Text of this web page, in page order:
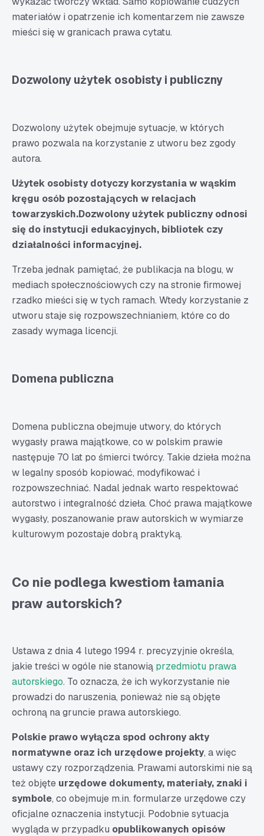
materiałów i opatrzenie ich komentarzem nie zawsze
mieści się w granicach prawa cytatu.
Dozwolony użytek osobisty i publiczny
Dozwolony użytek obejmuje sytuacje, w których
prawo pozwala na korzystanie z utworu bez zgody
autora.
Użytek osobisty dotyczy korzystania w wąskim
kręgu osób pozostających w relacjach
towarzyskich.Dozwolony użytek publiczny odnosi
się do instytucji edukacyjnych, bibliotek czy
działalności informacyjnej.
Trzeba jednak pamiętać, że publikacja na blogu, w
mediach społecznościowych czy na stronie firmowej
rzadko mieści się w tych ramach. Wtedy korzystanie z
utworu staje się rozpowszechnianiem, które co do
zasady wymaga licencji.
Domena publiczna
Domena publiczna obejmuje utwory, do których
wygasły prawa majątkowe, co w polskim prawie
następuje 70 lat po śmierci twórcy. Takie dzieła można
w legalny sposób kopiować, modyfikować i
rozpowszechniać. Nadal jednak warto respektować
autorstwo i integralność dzieła. Choć prawa majątkowe
wygasły, poszanowanie praw autorskich w wymiarze
kulturowym pozostaje dobrą praktyką.
Co nie podlega kwestiom łamania
praw autorskich?
Ustawa z dnia 4 lutego 1994 r. precyzyjnie określa,
jakie treści w ogóle nie stanowią przedmiotu prawa
autorskiego. To oznacza, że ich wykorzystanie nie
prowadzi do naruszenia, ponieważ nie są objęte
ochroną na gruncie prawa autorskiego.
Polskie prawo wyłącza spod ochrony akty
normatywne oraz ich urzędowe projekty, a więc
ustawy czy rozporządzenia. Prawami autorskimi nie są
też objęte urzędowe dokumenty, materiały, znaki i
symbole, co obejmuje m.in. formularze urzędowe czy
oficjalne oznaczenia instytucji. Podobnie sytuacja
wygląda w przypadku opublikowanych opisów